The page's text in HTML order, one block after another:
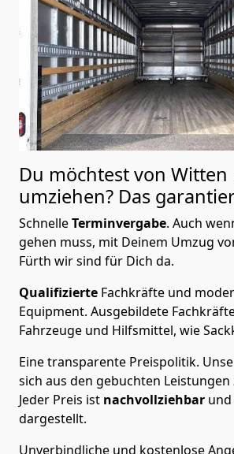
Du möchtest von Witten
umziehen? Das
SchnelleTerminvergabe. Auch
gehen muss, mit Deinem Umzug
Fürth wir sind für Dich da.
Qualifizierte Fachkräfte und
Equipment. Ausgebildete
Fahrzeuge und Hilfsmittel, wie
Eine transparente Preispolitik.
sich aus den gebuchten Leistungen
Jeder Preis ist nachvollziehbar und
dargestellt.
Unverbindliche und kostenlose